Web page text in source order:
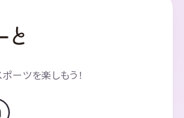
ーツを楽しもう！